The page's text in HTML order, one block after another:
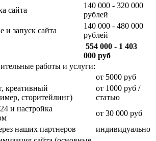
сайта
140 000 - 320 000
рублей
и запуск сайта
140 000 - 480 000
рублей
554 000 - 1 403
000 руб
работы и услуги:
от 5000 руб
креативный
сторитейлинг)
от 1000 руб /
статью
и настройка
от 30 000 руб
наших партнеров
индивидуально